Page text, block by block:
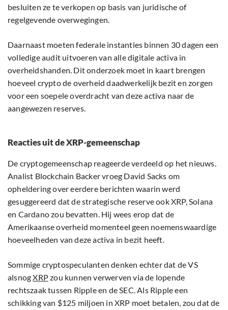
besluiten ze te verkopen op basis van juridische of
regelgevende overwegingen.
Daarnaast moeten federale instanties binnen 30 dagen een
volledige audit uitvoeren van alle digitale activa in
overheidshanden. Dit onderzoek moet in kaart brengen
hoeveel crypto de overheid daadwerkelijk bezit en zorgen
voor een soepele overdracht van deze activa naar de
aangewezen reserves.
Reacties uit de XRP-gemeenschap
De cryptogemeenschap reageerde verdeeld op het nieuws.
Analist Blockchain Backer vroeg David Sacks om
opheldering over eerdere berichten waarin werd
gesuggereerd dat de strategische reserve ook XRP, Solana
en Cardano zou bevatten. Hij wees erop dat de
Amerikaanse overheid momenteel geen noemenswaardige
hoeveelheden van deze activa in bezit heeft.
Sommige cryptospeculanten denken echter dat de VS
alsnogXRPzou kunnen verwerven via de lopende
rechtszaak tussen Ripple en de SEC. Als Ripple een
schikking van $125 miljoen in XRP moet betalen, zou dat de